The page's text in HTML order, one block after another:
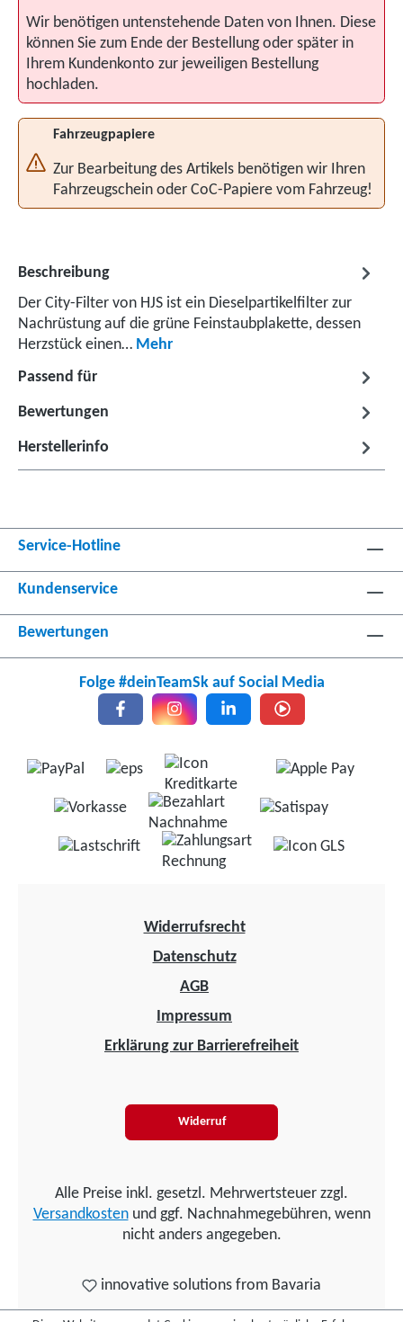
Wir benötigen untenstehende Daten von Ihnen. Diese
können Sie zum Ende der Bestellung oder später in
Ihrem Kundenkonto zur jeweiligen Bestellung
hochladen.
Fahrzeugpapiere
Zur Bearbeitung des Artikels benötigen wir Ihren
Fahrzeugschein oder CoC-Papiere vom Fahrzeug!
Beschreibung
Der City-Filter von HJS ist ein Dieselpartikelfilter zur
Nachrüstung auf die grüne Feinstaubplakette, dessen
Herzstück einen… Mehr
Passend für
Bewertungen
Herstellerinfo
Service-Hotline
Kundenservice
Bewertungen
Folge #deinTeamSk auf Social Media
Widerrufsrecht
Datenschutz
AGB
Impressum
Erklärung zur Barrierefreiheit
Widerruf
Alle Preise inkl. gesetzl. Mehrwertsteuer zzgl.
Versandkostenund ggf. Nachnahmegebühren, wenn
nicht anders angegeben.
innovative solutions from Bavaria